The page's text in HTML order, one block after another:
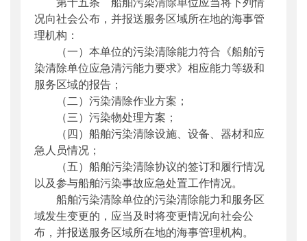
况向社会公布，并报送服务区域所在地的海事管
理机构：
（一）本单位的污染清除能力符合《船舶污
染清除单位应急清污能力要求》相应能力等级和
服务区域的报告；
（二）污染清除作业方案；
（三）污染物处理方案；
（四）船舶污染清除设施、设备、器材和应
急人员情况；
（五）船舶污染清除协议的签订和履行情况
以及参与船舶污染事故应急处置工作情况。
船舶污染清除单位的污染清除能力和服务区
域发生变更的，应当及时将变更情况向社会公
布，并报送服务区域所在地的海事管理机构。